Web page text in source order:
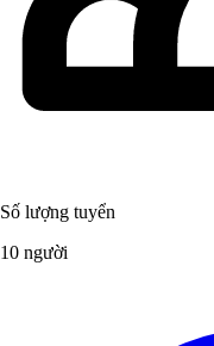
Số lượng tuyển
10 người